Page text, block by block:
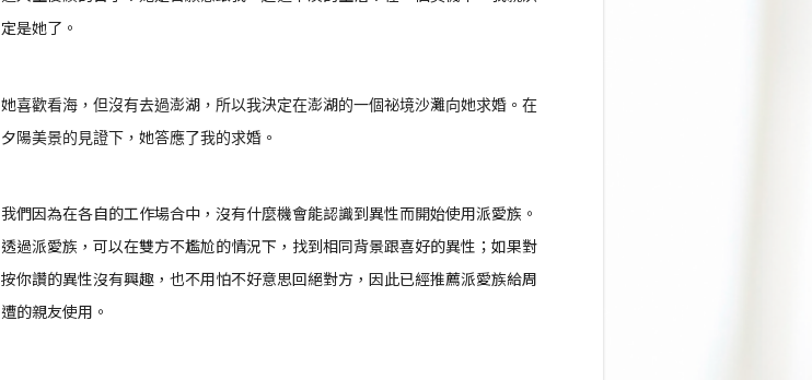
定是她了。
她喜歡看海，但沒有去過澎湖，所以我決定在澎湖的一個祕境沙灘向她求婚。在
夕陽美景的見證下，她答應了我的求婚。
我們因為在各自的工作場合中，沒有什麼機會能認識到異性而開始使用派愛族。
透過派愛族，可以在雙方不尷尬的情況下，找到相同背景跟喜好的異性；如果對
按你讚的異性沒有興趣，也不用怕不好意思回絕對方，因此已經推薦派愛族給周
遭的親友使用。